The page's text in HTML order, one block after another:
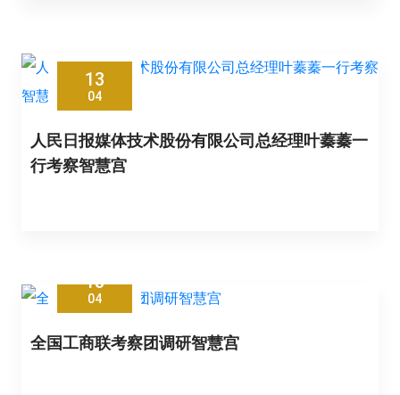
13
04
人民日报媒体技术股份有限公司总经理叶蓁蓁一
行考察智慧宫
13
04
全国工商联考察团调研智慧宫